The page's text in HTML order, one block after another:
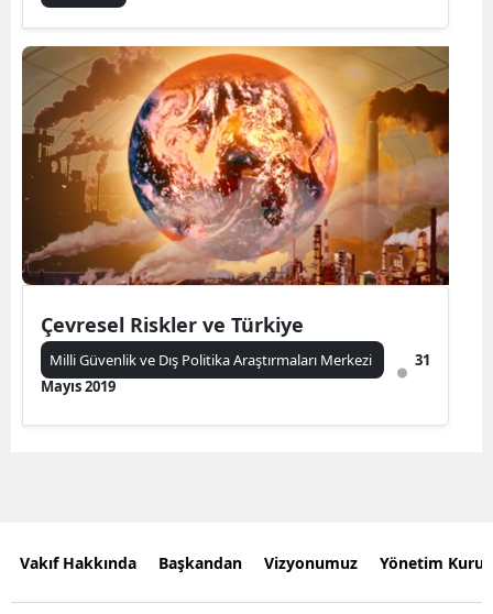
Çevresel Riskler ve Türkiye
Milli Güvenlik ve Dış Politika Araştırmaları Merkezi
31
Mayıs 2019
Vakıf Hakkında Başkandan Vizyonumuz Yönetim